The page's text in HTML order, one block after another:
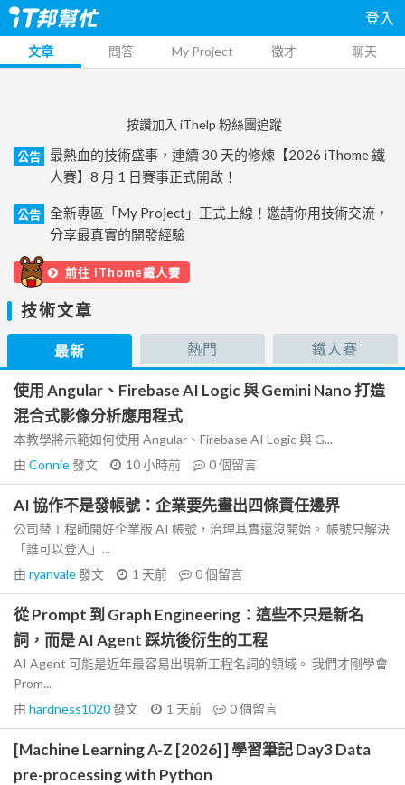
登入
文章 問答 My Project 徵才 聊天
按讚加入 iThelp 粉絲團追蹤
公告
最熱血的技術盛事，連續 30 天的修煉【2026 iThome 鐵
人賽】8 月 1 日賽事正式開啟！
公告
全新專區「My Project」正式上線！邀請你用技術交流，
分享最真實的開發經驗
前往 iThome鐵人賽
技術文章
最新 熱門 鐵人賽
使用 Angular、Firebase AI Logic 與 Gemini Nano 打造
混合式影像分析應用程式
本教學將示範如何使用 Angular、Firebase AI Logic 與 G...
由 Connie發文 10 小時前 0個留言
AI 協作不是發帳號：企業要先畫出四條責任邊界
公司替工程師開好企業版 AI 帳號，治理其實還沒開始。 帳號只解決
「誰可以登入」...
由 ryanvale發文 1 天前 0個留言
從 Prompt 到 Graph Engineering：這些不只是新名
詞，而是 AI Agent 踩坑後衍生的工程
AI Agent 可能是近年最容易出現新工程名詞的領域。 我們才剛學會
Prom...
由 hardness1020發文 1 天前 0個留言
[Machine Learning A-Z [2026] ] 學習筆記 Day3 Data
pre-processing with Python